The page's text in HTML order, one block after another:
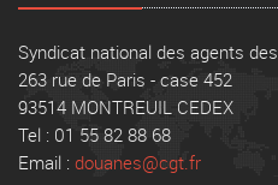
Syndicat national des agents
263 rue de Paris - case 452
93514 MONTREUIL CEDEX
Tel : 01 55 82 88 68
Email : douanes@cgt.fr